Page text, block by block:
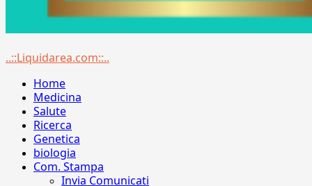
Menu
..::Liquidarea.com::..
Home
Medicina
Salute
Ricerca
Genetica
biologia
Com. Stampa
Invia Comunicati